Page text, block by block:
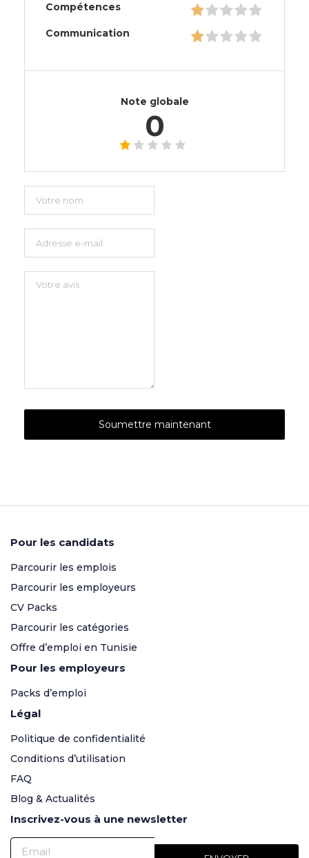
Compétences
Communication
Note globale
0
Pour les candidats
Parcourir les emplois
Parcourir les employeurs
CV Packs
Parcourir les catégories
Offre d’emploi en Tunisie
Pour les employeurs
Packs d’emploi
Légal
Politique de confidentialité
Conditions d’utilisation
FAQ
Blog & Actualités
Inscrivez-vous à une newsletter